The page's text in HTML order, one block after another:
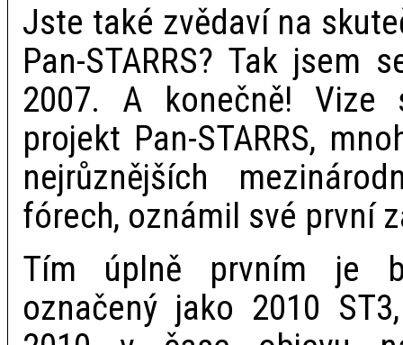
Jste také zvědaví na
Pan-STARRS? Tak jsem
2007. A konečně!
projekt Pan-STARRS,
nejrůznějších
fórech, oznámil své první
Tím úplně prvním je
označený jako 2010